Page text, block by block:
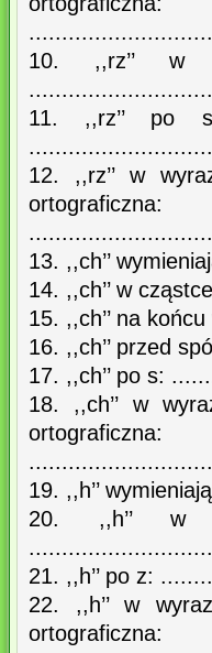
10. ,,rz’’ w
11. ,,rz’’
12. ,,rz’’ w
ortograficzna:
13. ,,ch’’
14. ,,ch’’ w
15. ,,ch’’ na
16. ,,ch’’ przed
17. ,,ch’’ po s:
18. ,,ch’’ w
ortograficzna:
19. ,,h’’
20. ,,h’’ w
21. ,,h’’ po z:
22. ,,h’’ w
ortograficzna: